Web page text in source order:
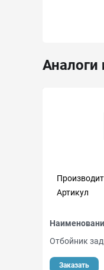
Аналоги
Артикул
Отбойник
Заказать